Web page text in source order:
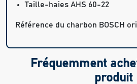
Taille-haies AHS 60-22
Référence du charbon BOSCH
Fréquemment
produit